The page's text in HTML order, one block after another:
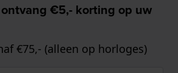
€5,- korting op uw
€75,- (alleen op horloges)